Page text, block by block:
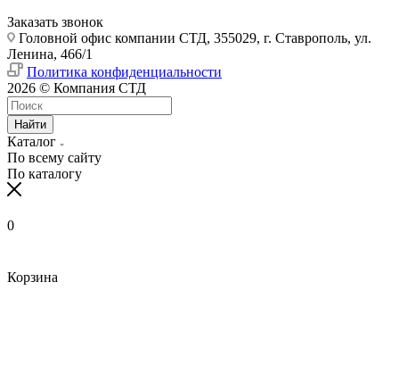
Заказать звонок
Головной офис компании СТД, 355029, г. Ставрополь, ул.
Ленина, 466/1
Политика конфиденциальности
2026 © Компания СТД
Найти
Каталог
По всему сайту
По каталогу
0
Корзина